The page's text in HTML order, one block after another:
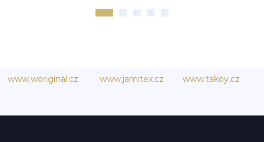
www.woriginal.cz www.jamitex.cz www.takoy.cz